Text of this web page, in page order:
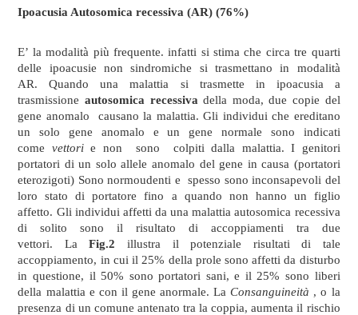
Ipoacusia Autosomica recessiva (AR) (76%)
E’ la modalità più frequente. infatti si stima che circa tre quarti
delle ipoacusie non sindromiche si trasmettano in modalità
AR. Quando una malattia si trasmette in ipoacusia a
trasmissioneautosomica recessiva della moda, due copie del
gene anomalo causano la malattia. Gli individui che ereditano
un solo gene anomalo e un gene normale sono indicati
come vettorie non sono colpiti dalla malattia. I genitori
portatori di un solo allele anomalo del gene in causa (portatori
eterozigoti) Sono normoudenti e spesso sono inconsapevoli del
loro stato di portatore fino a quando non hanno un figlio
affetto. Gli individui affetti da una malattia autosomica recessiva
di solito sono il risultato di accoppiamenti tra due
vettori. LaFig.2 illustra il potenziale risultati di tale
accoppiamento, in cui il 25% della prole sono affetti da disturbo
in questione, il 50% sono portatori sani, e il 25% sono liberi
della malattia e con il gene anormale. LaConsanguineità , o la
presenza di un comune antenato tra la coppia, aumenta il rischio